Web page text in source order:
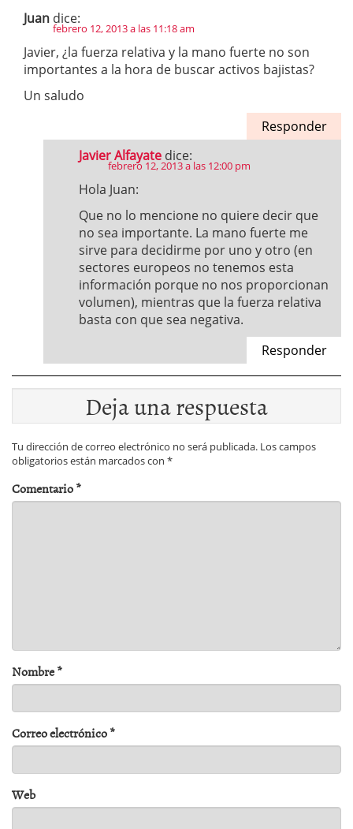
Juan dice:
febrero 12, 2013 a las 11:18 am
Javier, ¿la fuerza relativa y la mano fuerte no son
importantes a la hora de buscar activos bajistas?
Un saludo
Responder
Javier Alfayate dice:
febrero 12, 2013 a las 12:00 pm
Hola Juan:
Que no lo mencione no quiere decir que
no sea importante. La mano fuerte me
sirve para decidirme por uno y otro (en
sectores europeos no tenemos esta
información porque no nos proporcionan
volumen), mientras que la fuerza relativa
basta con que sea negativa.
Responder
Deja una respuesta
Tu dirección de correo electrónico no será publicada. Los campos
obligatorios están marcados con *
Comentario*
Nombre*
Correo electrónico*
Web